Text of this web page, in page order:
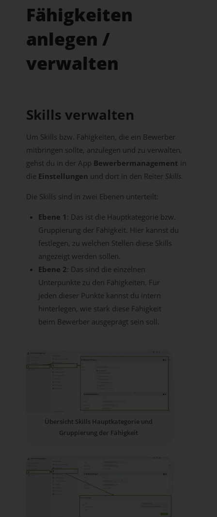
Fähigkeiten
anlegen /
verwalten
Skills verwalten
Um Skills bzw. Fähigkeiten, die ein Bewerber
mitbringen sollte, anzulegen und zu verwalten,
gehst du in der App Bewerbermanagement in
die Einstellungen und dort in den Reiter Skills.
Die Skills sind in zwei Ebenen unterteilt:
Ebene 1 : Das ist die Hauptkategorie bzw.
Gruppierung der Fähigkeit. Hier kannst du
festlegen, zu welchen Stellen diese Skills
angezeigt werden sollen.
Ebene 2: Das sind die einzelnen
Unterpunkte zu den Fähigkeiten. Für
jeden dieser Punkte kannst du intern
hinterlegen, wie stark diese Fähigkeit
beim Bewerber ausgeprägt sein soll.
Übersicht Skills Hauptkategorie und
Gruppierung der Fähigkeit